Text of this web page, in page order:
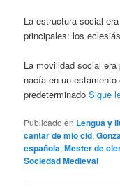
La estructura social
principales: los
La movilidad social
nacía en un
predeterminadoSigue
Publicado en Lengua y
cantar de mio cid,
española,Mester de
Sociedad Medieval